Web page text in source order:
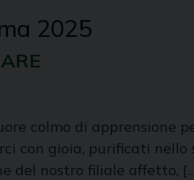
2025
colmo di apprensione
con gioia, purificati
del nostro filiale affetto,